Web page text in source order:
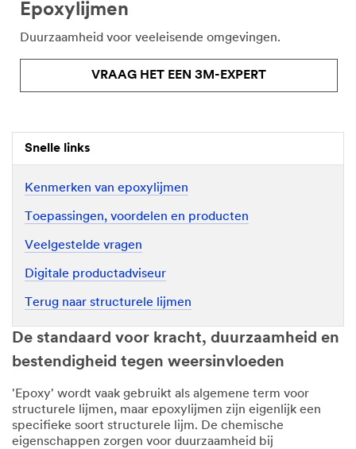
Epoxylijmen
Duurzaamheid voor veeleisende omgevingen.
VRAAG HET EEN 3M-EXPERT
Snelle links
Kenmerken van epoxylijmen
Toepassingen, voordelen en producten
Veelgestelde vragen
Digitale productadviseur
Terug naar structurele lijmen
De standaard voor kracht, duurzaamheid en
bestendigheid tegen weersinvloeden
'Epoxy' wordt vaak gebruikt als algemene term voor
structurele lijmen, maar epoxylijmen zijn eigenlijk een
specifieke soort structurele lijm. De chemische
eigenschappen zorgen voor duurzaamheid bij